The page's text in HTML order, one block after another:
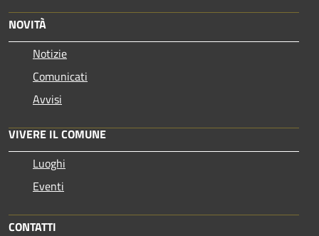
NOVITÀ
Notizie
Comunicati
Avvisi
VIVERE IL COMUNE
Luoghi
Eventi
CONTATTI